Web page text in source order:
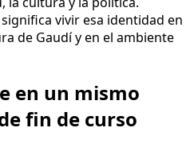
en un mismo
fin de curso
permite equilibrar ocio,
los estudiantes
Familia, el Parque Güell o el